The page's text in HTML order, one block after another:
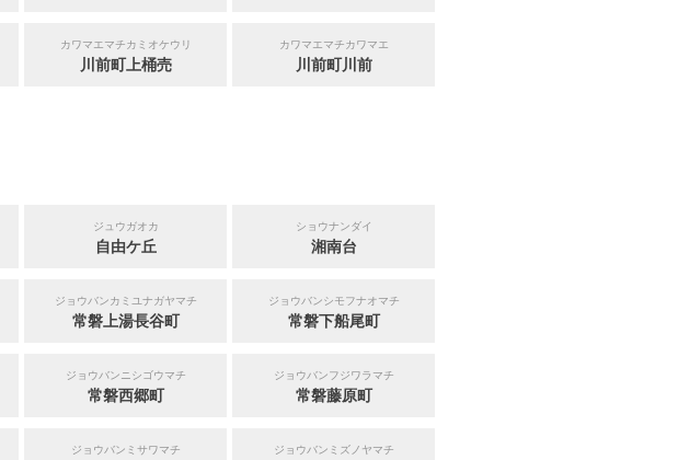
カワマエマチカミオケウリ
川前町上桶売
カワマエマチカワマエ
川前町川前
ジュウガオカ
自由ケ丘
ショウナンダイ
湘南台
ジョウバンカミユナガヤマチ
常磐上湯長谷町
ジョウバンシモフナオマチ
常磐下船尾町
ジョウバンニシゴウマチ
常磐西郷町
ジョウバンフジワラマチ
常磐藤原町
ジョウバンミサワマチ ジョウバンミズノヤマチ